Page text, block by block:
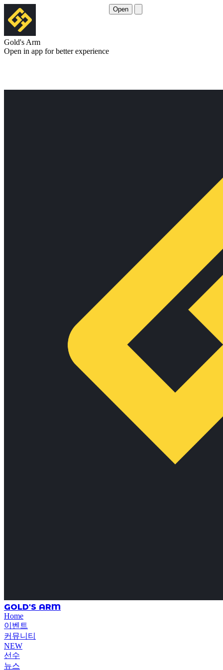
Gold's Arm
Open in app for better experience
Open
GOLD'S ARM
Home
이벤트
커뮤니티
NEW
선수
뉴스